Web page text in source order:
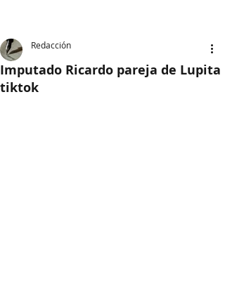
Imputado Ricardo pareja de Lupita
tiktok
Redacción